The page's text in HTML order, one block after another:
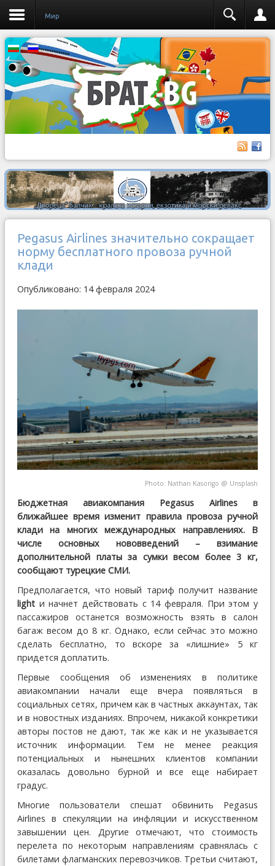
Мир
Pegasus Airlines значительно сокращает
норму бесплатного провоза ручной
клади
Опубликовано: 14 февраля 2024
Photo: Nathan Kasongo @ Unsplash
Бюджетная авиакомпания Pegasus Airlines в
ближайшее время изменит правила провоза ручной
клади на многих международных направлениях. В
числе основных нововведений – взимание
дополнительной платы за сумки весом более 3 кг,
сообщают турецкие СМИ.
Предполагается, что новый тариф получит название
light и начнет действовать с 14 февраля. При этом у
пассажиров останется возможность взять в салон
багаж весом до 8 кг. Однако, если сейчас это можно
сделать бесплатно, то вскоре за «лишние» 5 кг
придется доплатить.
Первые сообщения об изменениях в политике
авиакомпании начали еще вчера появляться в
социальных сетях, причем как в частных аккаунтах, так
и в новостных изданиях. Впрочем, никакой конкретики
авторы постов не дают, так же как и не указывается
источник информации. Тем не менее реакция
потенциальных и нынешних клиентов компании
оказалась довольно бурной и все еще набирает
градус.
Многие пользователи спешат обвинить Pegasus
Airlines в спекуляции на инфляции и искусственном
завышении цен. Другие отмечают, что стоимость
перелета по некоторым направлениям сравнялась с
билетами флагманских перевозчиков. Третьи считают,